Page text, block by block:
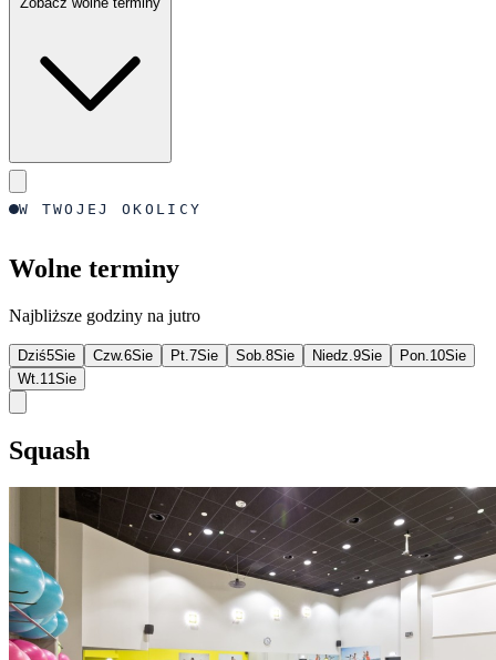
W TWOJEJ OKOLICY
Wolne terminy
Najbliższe godziny na jutro
Dziś5Sie Czw.6Sie Pt. 7Sie Sob. 8Sie Niedz. 9Sie Pon. 10Sie
Wt. 11Sie
Squash